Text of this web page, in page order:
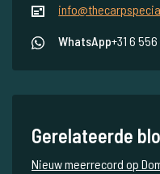
WhatsApp+31 6
Gerelateerde
Nieuw meerrecord op